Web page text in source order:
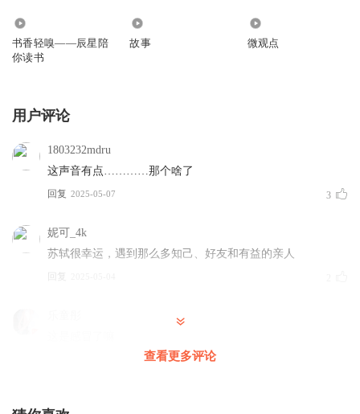
书香轻嗅——辰星陪
你读书
故事 微观点
用户评论
1803232mdru
这声音有点…………那个啥了
回复 2025-05-07 3
妮可_4k
苏轼很幸运，遇到那么多知己、好友和有益的亲人
回复
查看更多评论